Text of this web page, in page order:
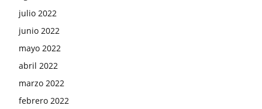
julio 2022
junio 2022
mayo 2022
abril 2022
marzo 2022
febrero 2022